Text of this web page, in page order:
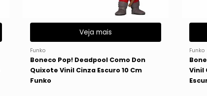
Veja mais
Funko
Boneco Pop! Deadpool Como Don
Quixote Vinil Cinza Escuro 10 Cm
Funko
Funko
Vinil